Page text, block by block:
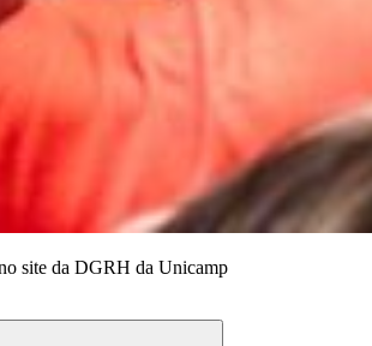
site da DGRH da Unicamp